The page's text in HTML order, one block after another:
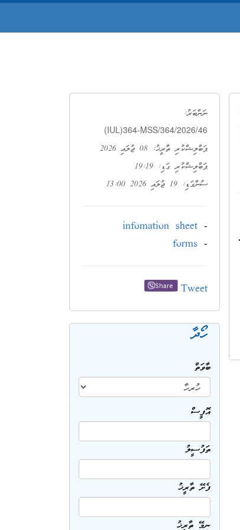
ނަންބަރު:
(IUL)364-MSS/364/2026/46
ޕަބްލިޝްކުރި ތާރީޚު: 08 ޖުލައި 2026
ޕަބްލިޝްކުރި ގަޑި: 19:19
ސުންގަޑި: 19 ޖުލައި 2026 13:00
-
infomation sheet
-
forms
Tweet
Share
ހޯދާ
ބާވަތް
އޮފީސް
ތަފުސީލު
ފެށޭ ތާރީޚު
ނިމޭ ތާރީޚު